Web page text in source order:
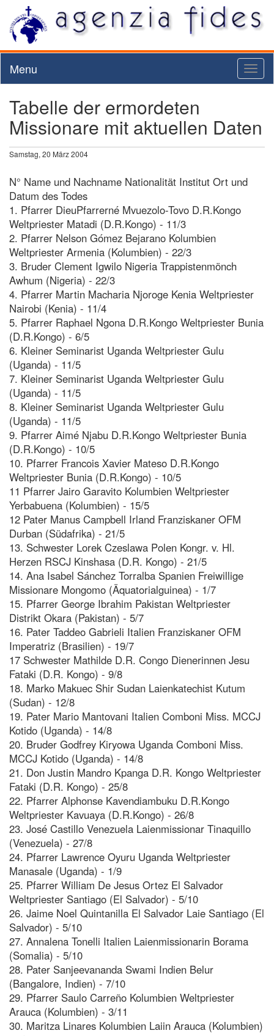
Menu
Tabelle der ermordeten
Missionare mit aktuellen Daten
Samstag, 20 März 2004
N° Name und Nachname Nationalität Institut Ort und
Datum des Todes
1. Pfarrer DieuPfarrerné Mvuezolo-Tovo D.R.Kongo
Weltpriester Matadi (D.R.Kongo) - 11/3
2. Pfarrer Nelson Gómez Bejarano Kolumbien
Weltpriester Armenia (Kolumbien) - 22/3
3. Bruder Clement Igwilo Nigeria Trappistenmönch
Awhum (Nigeria) - 22/3
4. Pfarrer Martin Macharia Njoroge Kenia Weltpriester
Nairobi (Kenia) - 11/4
5. Pfarrer Raphael Ngona D.R.Kongo Weltpriester Bunia
(D.R.Kongo) - 6/5
6. Kleiner Seminarist Uganda Weltpriester Gulu
(Uganda) - 11/5
7. Kleiner Seminarist Uganda Weltpriester Gulu
(Uganda) - 11/5
8. Kleiner Seminarist Uganda Weltpriester Gulu
(Uganda) - 11/5
9. Pfarrer Aimé Njabu D.R.Kongo Weltpriester Bunia
(D.R.Kongo) - 10/5
10. Pfarrer Francois Xavier Mateso D.R.Kongo
Weltpriester Bunia (D.R.Kongo) - 10/5
11 Pfarrer Jairo Garavito Kolumbien Weltpriester
Yerbabuena (Kolumbien) - 15/5
12 Pater Manus Campbell Irland Franziskaner OFM
Durban (Südafrika) - 21/5
13. Schwester Lorek Czeslawa Polen Kongr. v. Hl.
Herzen RSCJ Kinshasa (D.R. Kongo) - 21/5
14. Ana Isabel Sánchez Torralba Spanien Freiwillige
Missionare Mongomo (Äquatorialguinea) - 1/7
15. Pfarrer George Ibrahim Pakistan Weltpriester
Distrikt Okara (Pakistan) - 5/7
16. Pater Taddeo Gabrieli Italien Franziskaner OFM
Imperatriz (Brasilien) - 19/7
17 Schwester Mathilde D.R. Congo Dienerinnen Jesu
Fataki (D.R. Kongo) - 9/8
18. Marko Makuec Shir Sudan Laienkatechist Kutum
(Sudan) - 12/8
19. Pater Mario Mantovani Italien Comboni Miss. MCCJ
Kotido (Uganda) - 14/8
20. Bruder Godfrey Kiryowa Uganda Comboni Miss.
MCCJ Kotido (Uganda) - 14/8
21. Don Justin Mandro Kpanga D.R. Kongo Weltpriester
Fataki (D.R. Kongo) - 25/8
22. Pfarrer Alphonse Kavendiambuku D.R.Kongo
Weltpriester Kavuaya (D.R.Kongo) - 26/8
23. José Castillo Venezuela Laienmissionar Tinaquillo
(Venezuela) - 27/8
24. Pfarrer Lawrence Oyuru Uganda Weltpriester
Manasale (Uganda) - 1/9
25. Pfarrer William De Jesus Ortez El Salvador
Weltpriester Santiago (El Salvador) - 5/10
26. Jaime Noel Quintanilla El Salvador Laie Santiago (El
Salvador) - 5/10
27. Annalena Tonelli Italien Laienmissionarin Borama
(Somalia) - 5/10
28. Pater Sanjeevananda Swami Indien Belur
(Bangalore, Indien) - 7/10
29. Pfarrer Saulo Carreño Kolumbien Weltpriester
Arauca (Kolumbien) - 3/11
30. Maritza Linares Kolumbien Laiin Arauca (Kolumbien)